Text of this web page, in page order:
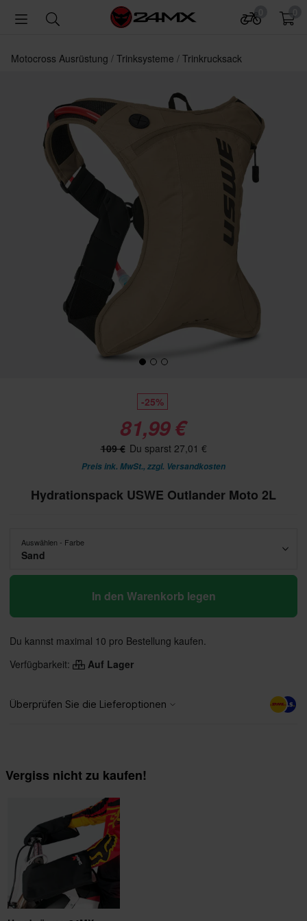
Motocross Ausrüstung Trinksysteme Trinkrucksack
-25%
81,99 €
109 € Du sparst 27,01 €
Preis ink. MwSt., zzgl. Versandkosten
Hydrationspack USWE Outlander Moto 2L
Auswählen - Farbe
Sand
In den Warenkorb legen
Du kannst maximal 10 pro Bestellung kaufen.
Verfügbarkeit:
Auf Lager
Vergiss nicht zu kaufen!